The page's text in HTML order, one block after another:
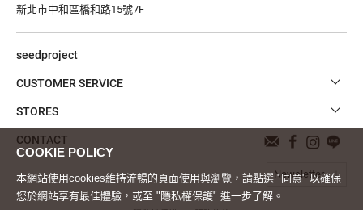
本網站使用cookies維持流暢的頁面使用與瀏覽，請點選 "同意" 以確保
您於網站享有最佳體驗，或至 "隱私權保護" 進一步了解。
新北市中和區橋和路15號7F
seedproject
CUSTOMER SERVICE
STORES
CONTACT
Newsletter